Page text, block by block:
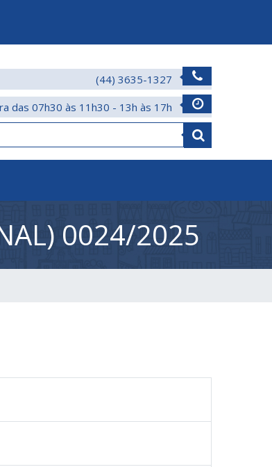
(44) 3635-1327
das 07h30 às 11h30 - 13h às 17h
0024/2025